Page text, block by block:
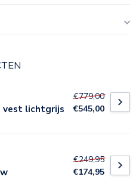
vest lichtgrijs
€779,00
€545,00
€249,95
€174,95